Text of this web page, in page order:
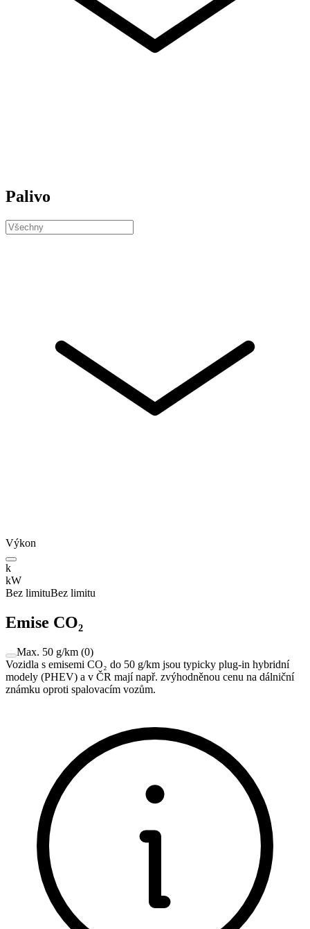
Palivo
Výkon
k
kW
Bez limituBez limitu
Emise CO₂
Max. 50 g/km (0)
Vozidla s emisemi CO₂ do 50 g/km jsou typicky plug-in hybridní
modely (PHEV) a v ČR mají např. zvýhodněnou cenu na dálniční
známku oproti spalovacím vozům.